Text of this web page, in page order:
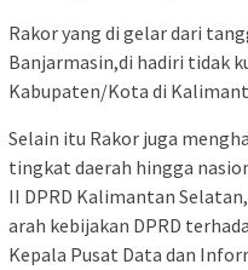
Rakor yang di gelar dari
Banjarmasin,di hadiri tidak
Kabupaten/Kota di
Selain itu Rakor juga
tingkat daerah hingga
II DPRD Kalimantan
arah kebijakan DPRD
Kepala Pusat Data dan